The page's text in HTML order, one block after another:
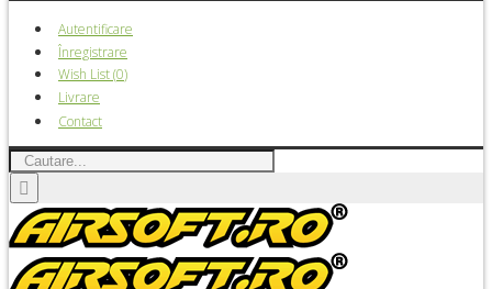
Autentificare
Înregistrare
Wish List (0)
Livrare
Contact